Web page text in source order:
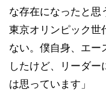
な存在になったと思
東京オリンピック世
ない。僕自身、エー
したけど、リーダー
は思っています」